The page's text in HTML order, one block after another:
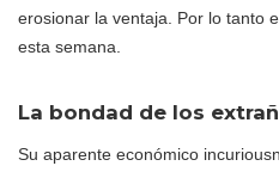
erosionar la ventaja. Por lo tanto
esta semana.
La bondad de los
Su aparente económico